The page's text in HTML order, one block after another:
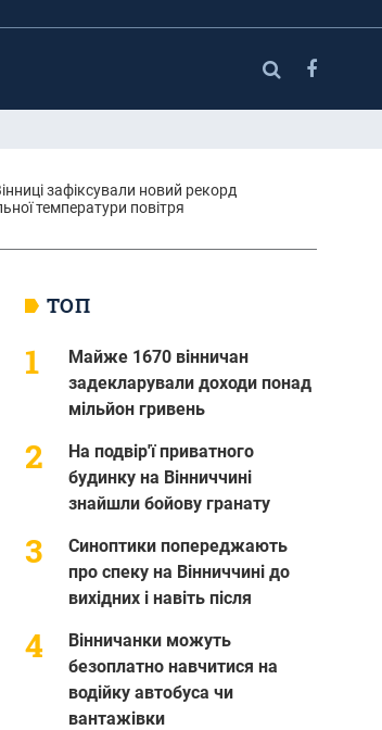
зафіксували новий рекорд
температури повітря
ТОП
Майже 1670 вінничан
задекларували доходи понад
мільйон гривень
На подвір'ї приватного
будинку на Вінниччині
знайшли бойову гранату
Синоптики попереджають
про спеку на Вінниччині до
вихідних і навіть після
Вінничанки можуть
безоплатно навчитися на
водійку автобуса чи
вантажівки